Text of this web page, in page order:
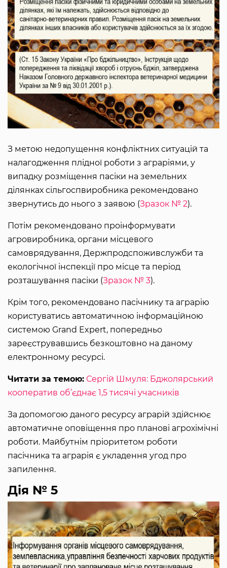
З метою недопущення конфліктних ситуацій та
налагодження плідної роботи з аграріями, у
випадку розміщення пасіки на земельних
ділянках сільгоспвиробника рекомендовано
звернутись до нього з заявою (Зразок № 2).
Потім рекомендовано проінформувати
агровиробника, органи місцевого
самоврядування, Держпродспоживслужби та
екологічної інспекції про місце та період
розташування пасіки (Зразок № 3).
Крім того, рекомендовано пасічнику та аграрію
користуватись автоматичною інформаційною
системою Grand Expert, попередньо
зареєструвавшись безкоштовно на даному
електронному ресурсі.
Читати за темою: Сергій Шмуля: Бджолярський
кооператив об’єднає 1,5 тисячі учасників
За допомогою даного ресурсу аграрій здійснює
автоматичне оповіщення про планові агрохімічні
роботи. Майбутнім пріоритетом роботи
пасічника та аграрія є укладення угод про
запилення.
Дія № 5